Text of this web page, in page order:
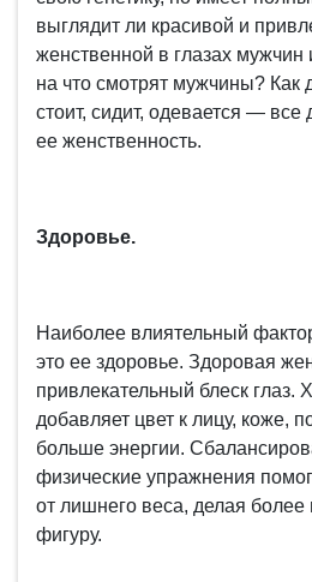
выглядит ли красивой и
женственной в глазах мужчин
на что смотрят мужчины? Как
стоит, сидит, одевается —
ее женственность.
Здоровье.
Наиболее влиятельный
это ее здоровье. Здоровая
привлекательный блеск глаз.
добавляет цвет к лицу, коже,
больше энергии.
физические упражнения
от лишнего веса, делая более
фигуру.